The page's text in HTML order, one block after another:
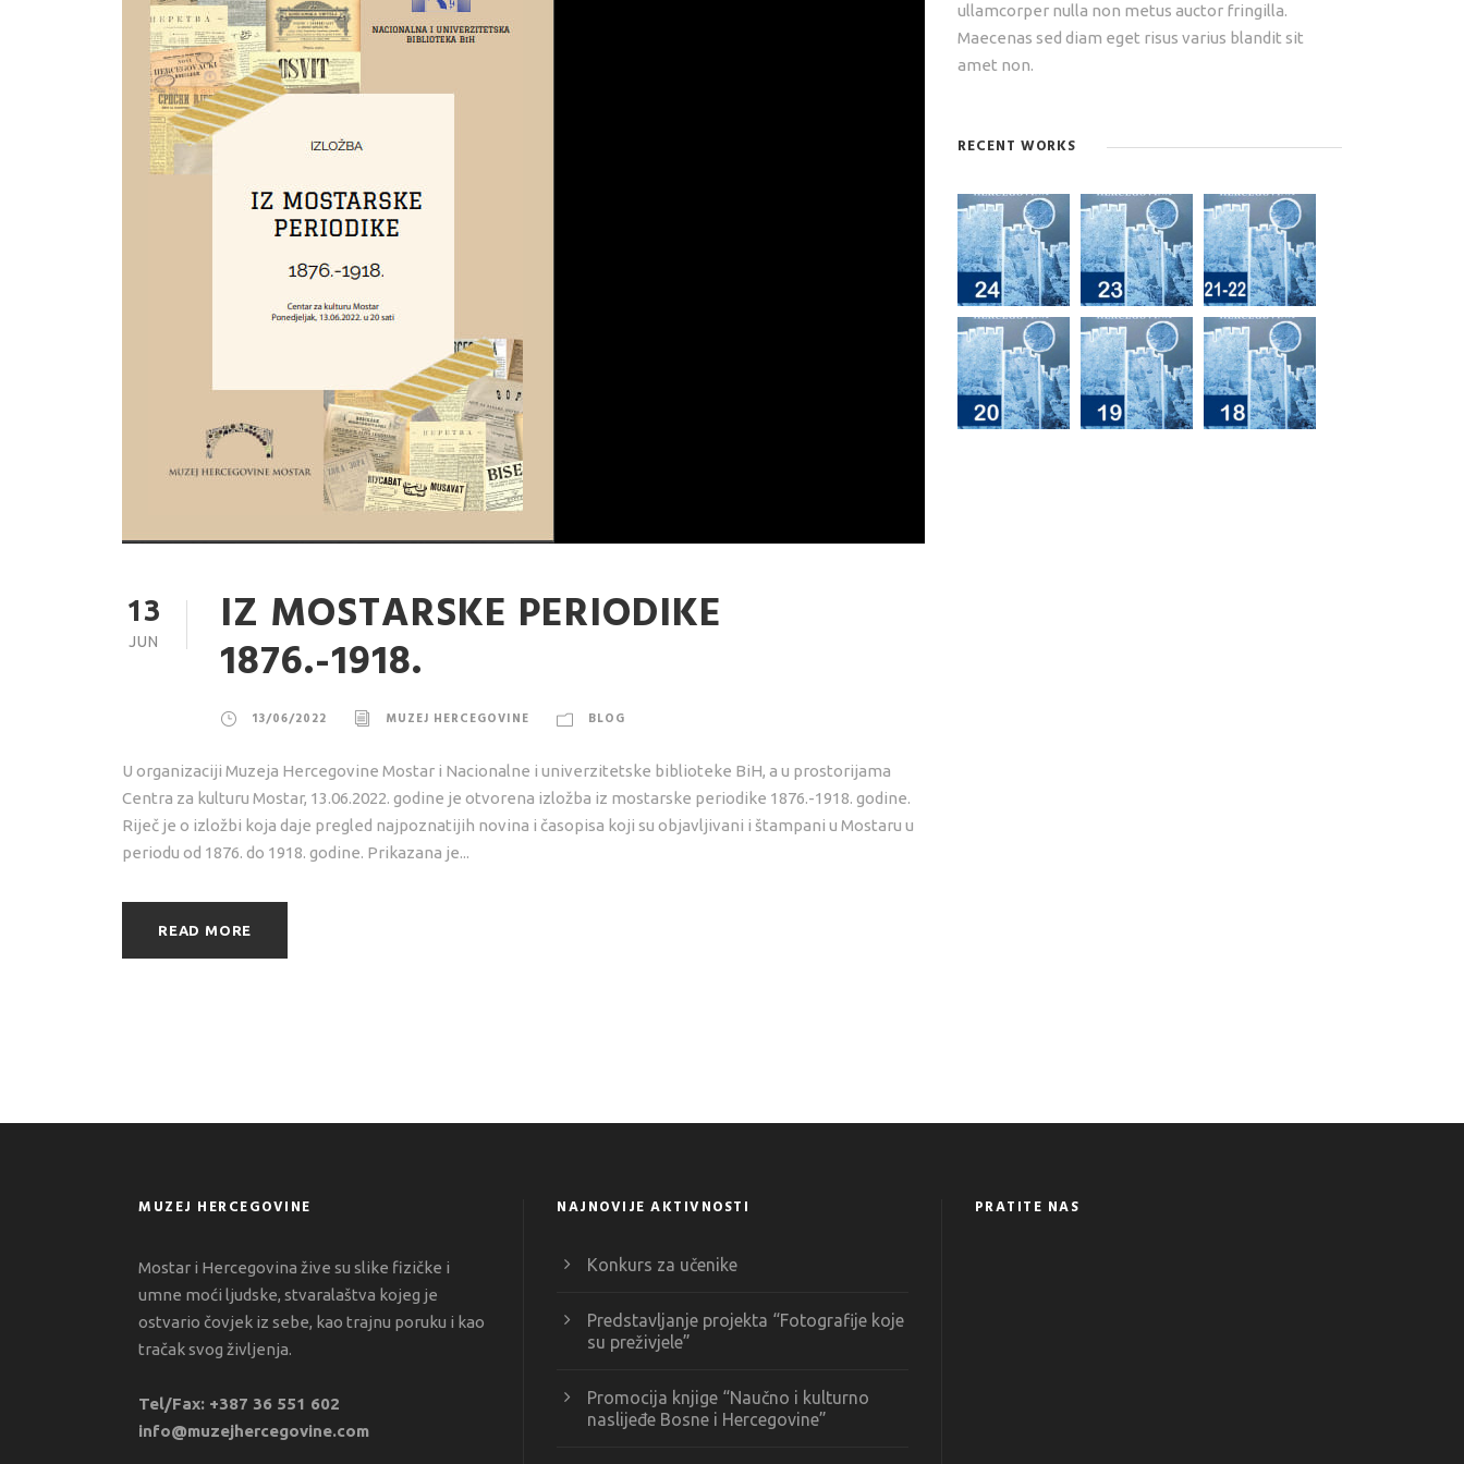
13
JUN IZ MOSTARSKE PERIODIKE
1876.-1918.
13/06/2022 MUZEJ HERCEGOVINE BLOG
U organizaciji Muzeja Hercegovine Mostar i Nacionalne i univerzitetske biblioteke BiH, a u prostorijama
Centra za kulturu Mostar, 13.06.2022. godine je otvorena izložba iz mostarske periodike 1876.-1918. godine.
Riječ je o izložbi koja daje pregled najpoznatijih novina i časopisa koji su objavljivani i štampani u Mostaru u
periodu od 1876. do 1918. godine. Prikazana je...
READ MORE
ullamcorper nulla non metus auctor fringilla.
Maecenas sed diam eget risus varius blandit sit
amet non.
RECENT WORKS
MUZEJ HERCEGOVINE
Mostar i Hercegovina žive su slike fizičke i
umne moći ljudske, stvaralaštva kojeg je
ostvario čovjek iz sebe, kao trajnu poruku i kao
tračak svog življenja.
Tel/Fax: +387 36 551 602
info@muzejhercegovine.com
NAJNOVIJE AKTIVNOSTI
Konkurs za učenike
Predstavljanje projekta “Fotografije koje
su preživjele”
Promocija knjige “Naučno i kulturno
naslijeđe Bosne i Hercegovine”
PRATITE NAS